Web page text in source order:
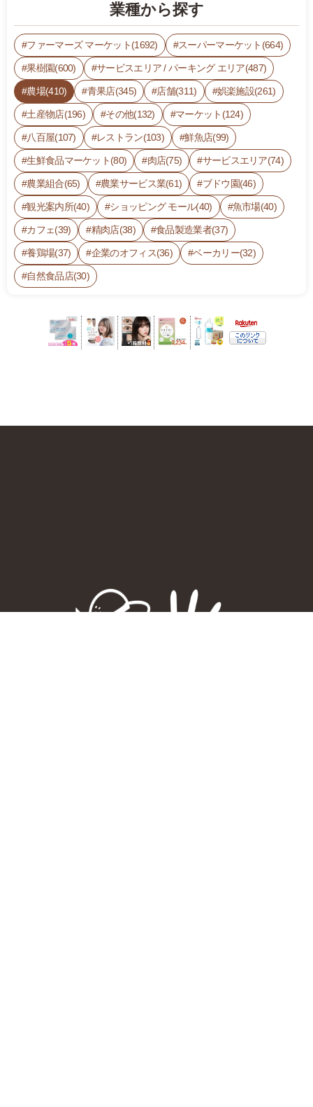
業種から探す
ファーマーズ マーケット(1692) スーパーマーケット(664)
果樹園(600) サービスエリア / パーキング エリア(487)
農場(410) 青果店(345) 店舗(311) 娯楽施設(261)
土産物店(196) その他(132) マーケット(124)
八百屋(107) レストラン(103) 鮮魚店(99)
生鮮食品マーケット(80) 肉店(75) サービスエリア(74)
農業組合(65) 農業サービス業(61) ブドウ園(46)
観光案内所(40) ショッピング モール(40) 魚市場(40)
カフェ(39) 精肉店(38) 食品製造業者(37)
養鶏場(37) 企業のオフィス(36) ベーカリー(32)
自然食品店(30)